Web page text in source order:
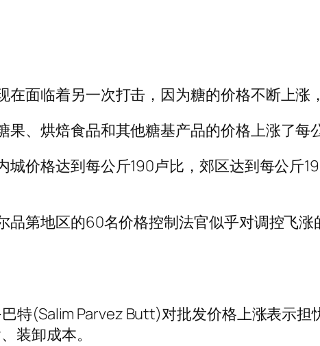
面临着另一次打击，因为糖的价格不断上涨
、烘焙食品和其他糖基产品的价格上涨了每
价格达到每公斤190卢比，郊区达到每公斤
品第地区的60名价格控制法官似乎对调控飞
特(Salim Parvez Butt)对批发价格上涨表示
装卸成本。